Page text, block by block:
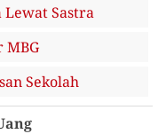
Lewat Sastra
MBG
Sekolah